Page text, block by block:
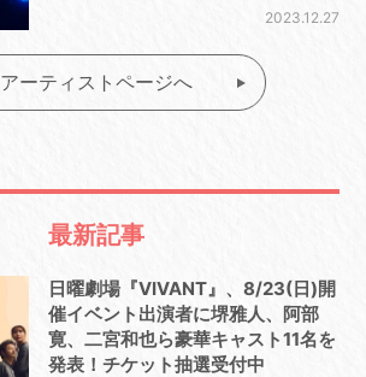
2023.12.27
アーティストページへ
最新記事
日曜劇場『VIVANT』、8/23(日)開
催イベント出演者に堺雅人、阿部
寛、二宮和也ら豪華キャスト11名を
発表！チケット抽選受付中